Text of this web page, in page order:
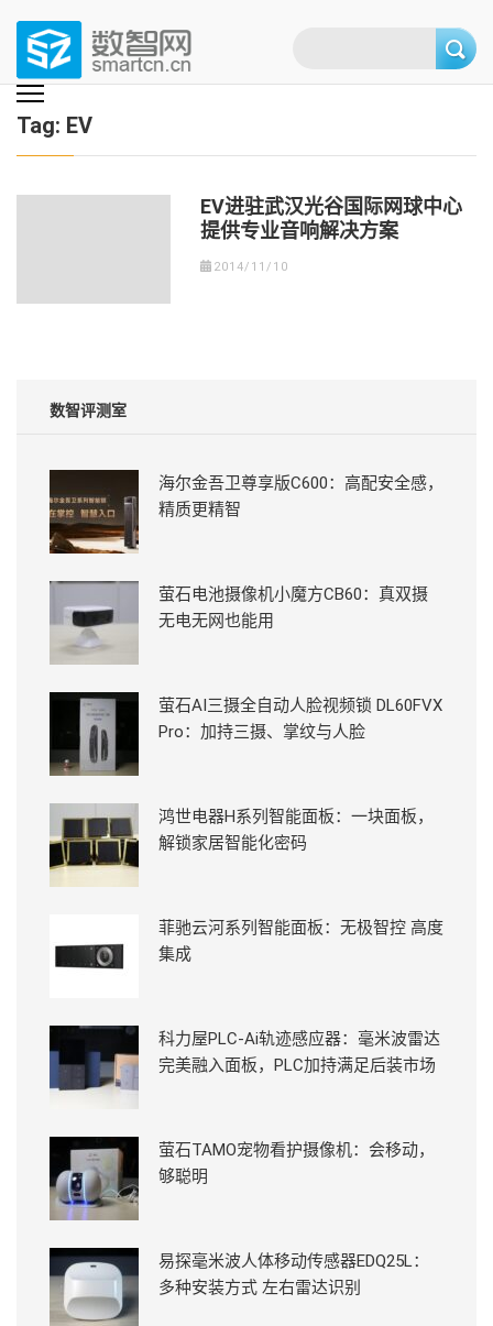
content
(Press
enter)
数智网
智能家居第一资讯门户 | 智能家居系统，智能家居产品，智能家居解决方
Tag: EV
EV进驻武汉光谷国际网球中心
提供专业音响解决方案
2014/11/10
数智评测室
海尔金吾卫尊享版C600：高配安全感，
精质更精智
萤石电池摄像机小魔方CB60：真双摄
无电无网也能用
萤石AI三摄全自动人脸视频锁 DL60FVX
Pro：加持三摄、掌纹与人脸
鸿世电器H系列智能面板：一块面板，
解锁家居智能化密码
菲驰云河系列智能面板：无极智控 高度
集成
科力屋PLC-Ai轨迹感应器：毫米波雷达
完美融入面板，PLC加持满足后装市场
萤石TAMO宠物看护摄像机：会移动，
够聪明
易探毫米波人体移动传感器EDQ25L：
多种安装方式 左右雷达识别